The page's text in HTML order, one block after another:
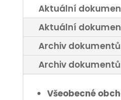
Aktuální
Aktuální
Archiv
Archiv
Všeobecné